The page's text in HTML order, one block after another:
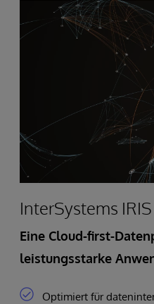
InterSystems IRIS
Eine Cloud-first-
leistungsstarke
Optimiert für